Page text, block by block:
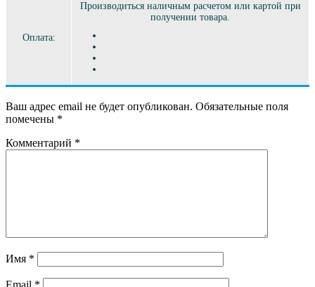
Оплата:
Производиться наличным расчетом или картой при
получении товара.
Ваш адрес email не будет опубликован. Обязательные поля
помечены *
Комментарий *
Имя *